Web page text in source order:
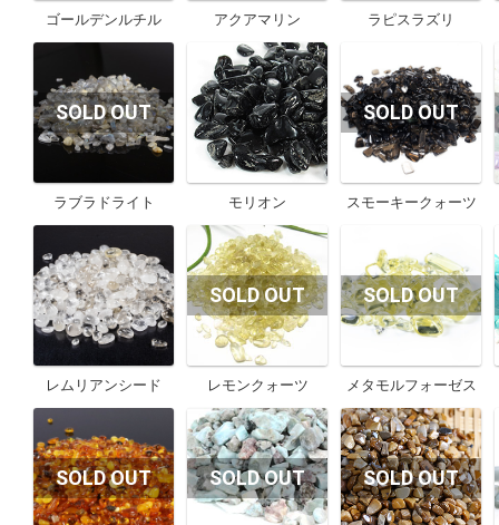
ゴールデンルチル アクアマリン ラピスラズリ
ラブラドライト モリオン スモーキークォーツ
レムリアンシード レモンクォーツ メタモルフォーゼス